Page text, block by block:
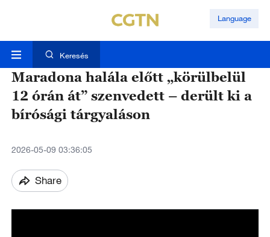
Language
Keresés
Maradona halála előtt „körülbelül
12 órán át” szenvedett – derült ki a
bírósági tárgyaláson
2026-05-09 03:36:05
Share